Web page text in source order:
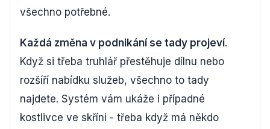
všechno potřebné.
Každá změna v podnikání se tady projeví.
Když si třeba truhlář přestěhuje dílnu nebo
rozšíří nabídku služeb, všechno to tady
najdete. Systém vám ukáže i případné
kostlivce ve skříni - třeba když má někdo